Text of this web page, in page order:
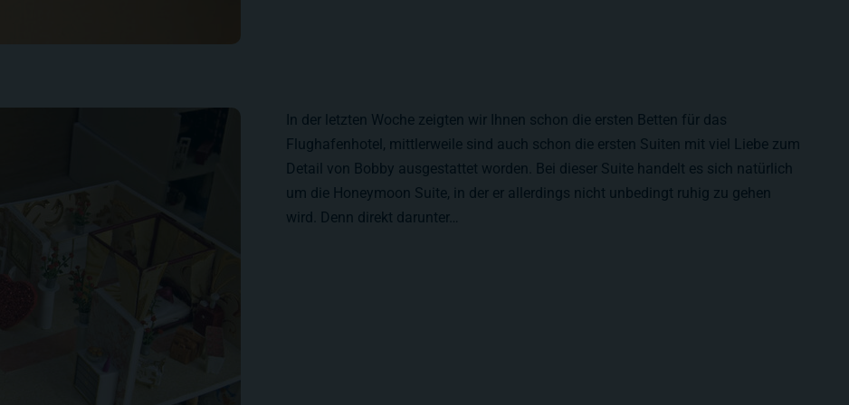
In der letzten Woche zeigten wir Ihnen schon die ersten Betten für das
Flughafenhotel, mittlerweile sind auch schon die ersten Suiten mit viel Liebe zum
Detail von Bobby ausgestattet worden. Bei dieser Suite handelt es sich natürlich
um die Honeymoon Suite, in der er allerdings nicht unbedingt ruhig zu gehen
wird. Denn direkt darunter…